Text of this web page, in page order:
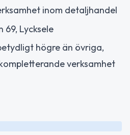
inom detaljhandel
69, Lycksele
högre än övriga,
verksamhet